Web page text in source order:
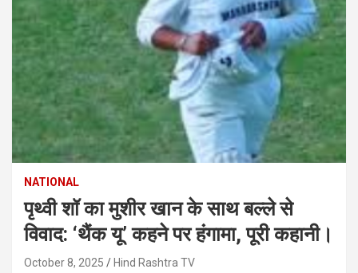
NATIONAL
पृथ्वी शॉ का मुशीर खान के साथ बल्ले से
विवाद: ‘थैंक यू’ कहने पर हंगामा, पूरी कहानी।
October 8, 2025
Hind Rashtra TV